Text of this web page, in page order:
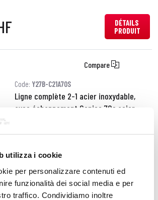
utilizza i cookie
per personalizzare contenuti ed
funzionalità dei social media e per
traffico. Condividiamo inoltre
DÉTAILS
PRODUIT
Compare
Code: Y27B-C21A70S
Ligne complète 2-1 acier inoxydable,
avec échappement Conico 70s acier